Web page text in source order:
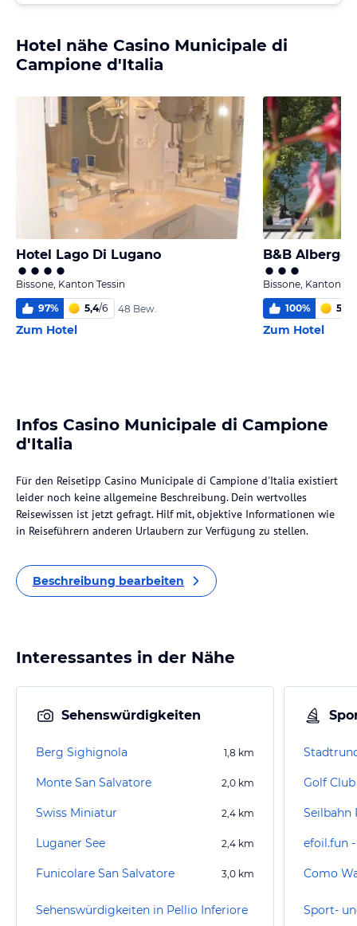
Hotel nähe Casino Municipale di
Campione d'Italia
Hotel Lago Di Lugano
Bissone, Kanton Tessin
97% 5,4/6 48 Bew.
Zum Hotel
B&B Albergo
Bissone, Kanton
100% 5,2
Zum Hotel
Infos Casino Municipale di Campione
d'Italia
Für den Reisetipp Casino Municipale di Campione d'Italia existiert
leider noch keine allgemeine Beschreibung. Dein wertvolles
Reisewissen ist jetzt gefragt. Hilf mit, objektive Informationen wie
in Reiseführern anderen Urlaubern zur Verfügung zu stellen.
Beschreibung bearbeiten
Interessantes in der Nähe
Sehenswürdigkeiten
Berg Sighignola 1,8 km
Monte San Salvatore 2,0 km
Swiss Miniatur 2,4 km
Luganer See 2,4 km
Funicolare San Salvatore 3,0 km
Sehenswürdigkeiten in Pellio Inferiore
Golf
Seilbahn
efoil.fun
Como